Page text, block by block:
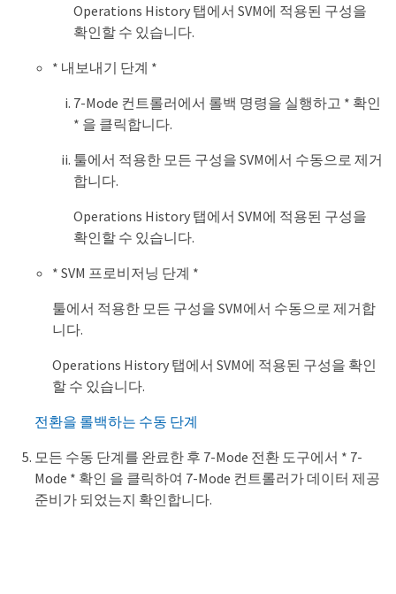
Operations History 탭에서 SVM에 적용된 구성을
확인할 수 있습니다.
* 내보내기 단계 *
7-Mode 컨트롤러에서 롤백 명령을 실행하고 * 확인
* 을 클릭합니다.
툴에서 적용한 모든 구성을 SVM에서 수동으로 제거
합니다.
Operations History 탭에서 SVM에 적용된 구성을
확인할 수 있습니다.
* SVM 프로비저닝 단계 *
툴에서 적용한 모든 구성을 SVM에서 수동으로 제거합
니다.
Operations History 탭에서 SVM에 적용된 구성을 확인
할 수 있습니다.
전환을 롤백하는 수동 단계
모든 수동 단계를 완료한 후 7-Mode 전환 도구에서 * 7-
Mode * 확인 을 클릭하여 7-Mode 컨트롤러가 데이터 제공
준비가 되었는지 확인합니다.